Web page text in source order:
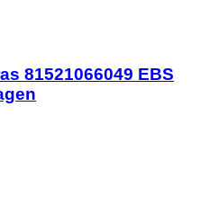
81521066049 EBS